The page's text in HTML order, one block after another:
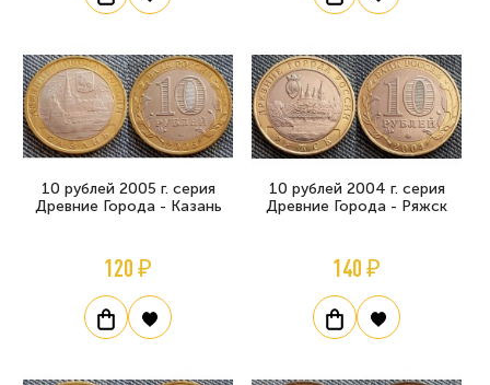
10 рублей 2005 г. серия
Древние Города - Казань
120 ₽
10 рублей 2004 г. серия
Древние Города - Ряжск
140 ₽